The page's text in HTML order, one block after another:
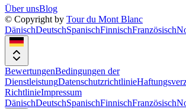
Über unsBlog
© Copyright by Tour du Mont Blanc
DänischDeutschSpanischFinnischFranzösisch
BewertungenBedingungen der
DienstleistungDatenschutzrichtlinie
RichtlinieImpressum
DänischDeutschSpanischFinnischFranzösisch